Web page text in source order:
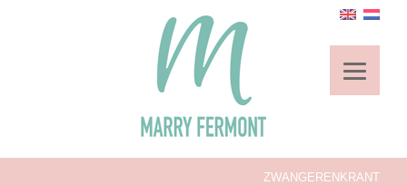
ZWANGERENKRANT